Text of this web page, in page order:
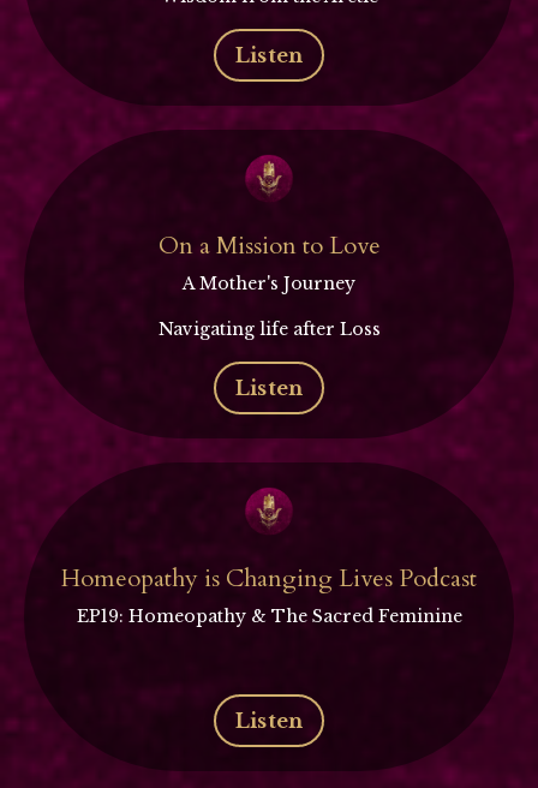
Listen
On a Mission to Love
A Mother's Journey
Navigating life after Loss
Listen
Homeopathy is Changing Lives Podcast
EP19: Homeopathy & The Sacred Feminine
Listen